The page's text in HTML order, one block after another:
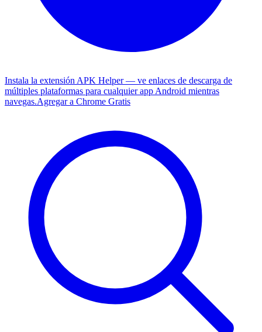
Instala la extensión APK Helper — ve enlaces de descarga de
múltiples plataformas para cualquier app Android mientras
navegas.Agregar a Chrome Gratis